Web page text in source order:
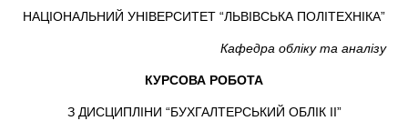
НАЦІОНАЛЬНИЙ УНІВЕРСИТЕТ “ЛЬВІВСЬКА ПОЛІТЕХНІКА”
Кафедра обліку та аналізу
КУРСОВА РОБОТА
З ДИСЦИПЛІНИ “БУХГАЛТЕРСЬКИЙ ОБЛІК ІІ”